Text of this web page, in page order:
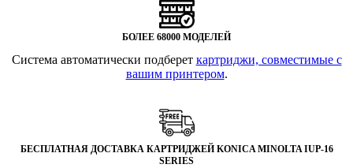
БОЛЕЕ 68000 МОДЕЛЕЙ
Система автоматически подберет картриджи, совместимые с
вашим принтером.
БЕСПЛАТНАЯ ДОСТАВКА КАРТРИДЖЕЙ KONICA MINOLTA IUP-16
SERIES